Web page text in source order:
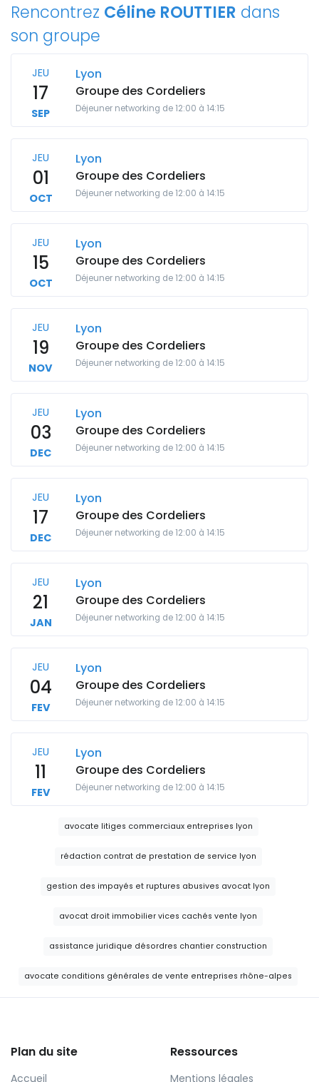
Rencontrez Céline ROUTTIER dans
son groupe
JEU
17
SEP
Lyon
Groupe des Cordeliers
Déjeuner networking de 12:00 à 14:15
JEU
01
OCT
Lyon
Groupe des Cordeliers
Déjeuner networking de 12:00 à 14:15
JEU
15
OCT
Lyon
Groupe des Cordeliers
Déjeuner networking de 12:00 à 14:15
JEU
19
NOV
Lyon
Groupe des Cordeliers
Déjeuner networking de 12:00 à 14:15
JEU
03
DEC
Lyon
Groupe des Cordeliers
Déjeuner networking de 12:00 à 14:15
JEU
17
DEC
Lyon
Groupe des Cordeliers
Déjeuner networking de 12:00 à 14:15
JEU
21
JAN
Lyon
Groupe des Cordeliers
Déjeuner networking de 12:00 à 14:15
JEU
04
FEV
Lyon
Groupe des Cordeliers
Déjeuner networking de 12:00 à 14:15
JEU
11
FEV
Lyon
Groupe des Cordeliers
Déjeuner networking de 12:00 à 14:15
avocate litiges commerciaux entreprises lyon
rédaction contrat de prestation de service lyon
gestion des impayés et ruptures abusives avocat lyon
avocat droit immobilier vices cachés vente lyon
assistance juridique désordres chantier construction
avocate conditions générales de vente entreprises rhône-alpes
Plan du site
Accueil
Ressources
Mentions légales